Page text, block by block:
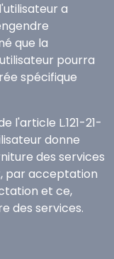
a
que la
pourra
spécifique
l'article L.121-21-
donne
des services
par acceptation
et ce,
des services.